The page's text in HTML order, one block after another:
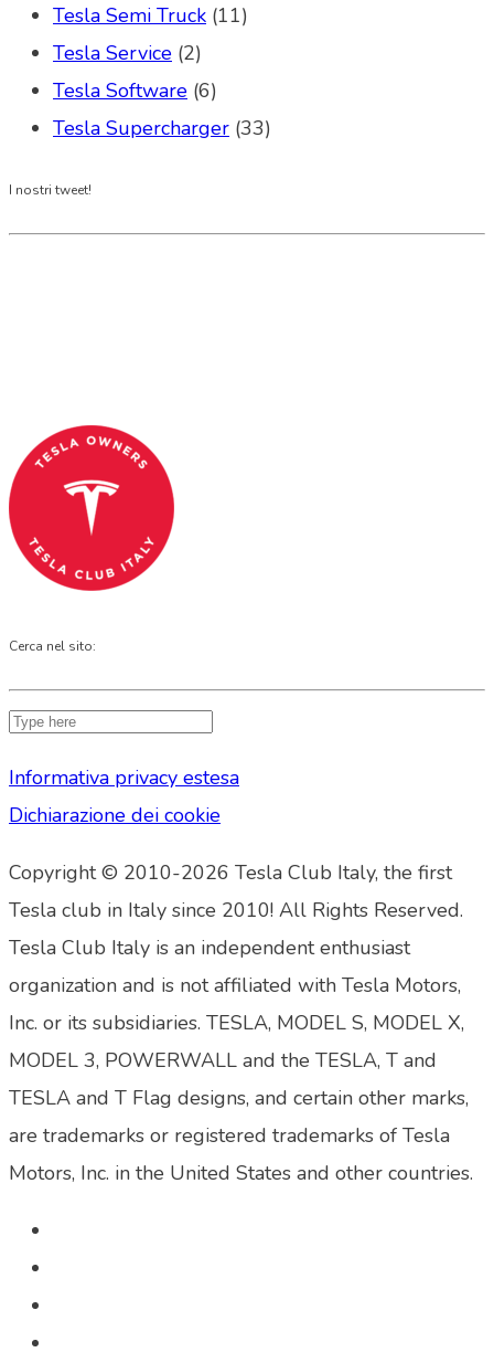
Tesla Semi Truck (11)
Tesla Service (2)
Tesla Software (6)
Tesla Supercharger (33)
I nostri tweet!
Cerca nel sito:
Informativa privacy estesa
Dichiarazione dei cookie
Copyright © 2010-2026 Tesla Club Italy, the first
Tesla club in Italy since 2010! All Rights Reserved.
Tesla Club Italy is an independent enthusiast
organization and is not affiliated with Tesla Motors,
Inc. or its subsidiaries. TESLA, MODEL S, MODEL X,
MODEL 3, POWERWALL and the TESLA, T and
TESLA and T Flag designs, and certain other marks,
are trademarks or registered trademarks of Tesla
Motors, Inc. in the United States and other countries.